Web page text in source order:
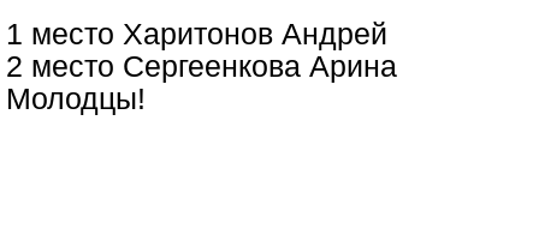
1 место Харитонов Андрей
2 место Сергеенкова Арина
Молодцы!